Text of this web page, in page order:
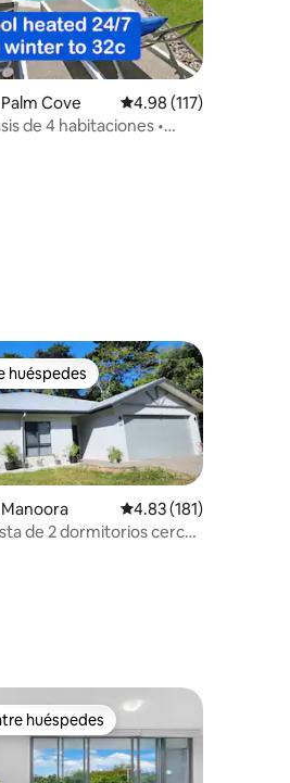
5; 112 evaluaciones
Cove Calificación promedio:
4.98 (117)
de 4 habitaciones •
5; 212 evaluaciones
huéspedes
huéspedes
Calificación promedio:
4.83 (181)
de 2 dormitorios cerca
en Favorito entre huéspedes
huéspedes